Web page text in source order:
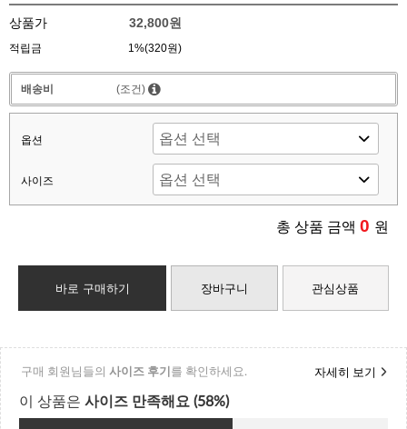
상품가 32,800원
적립금 1%(320원)
배송비 (조건)
옵션
사이즈
총 상품 금액 0 원
바로 구매하기 장바구니 관심상품